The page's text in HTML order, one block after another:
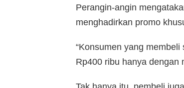
Perangin-angin
menghadirkan promo
“Konsumen yang
Rp400 ribu hanya dengan